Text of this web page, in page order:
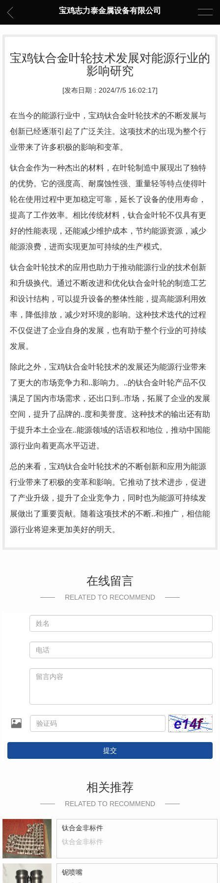
宝鸡志力泰金属设备有限公司
宝鸡钛合金叶轮技术发展对能源行业的
影响研究
[发布日期：2024/7/5 16:02:17]
在当今的能源行业中，宝鸡钛合金叶轮技术的不断发展与
创新已经逐渐引起了广泛关注。这项技术的出现为整个行
业带来了许多积极的影响和变革。
钛合金作为一种杰出的材料，在叶轮制造中展现出了独特
的优势。它的强度高、耐腐蚀性强、重量轻等特点使得叶
轮在使用过程中更加稳定可靠，延长了设备的使用寿命，
提高了工作效率。相比传统材料，钛合金叶轮不仅具有更
好的性能表现，还能减少维护成本，节约能源资源，减少
能源浪费，进而实现更加可持续的生产模式。
钛合金叶轮技术的应用也助力于推动能源行业的技术创新
和升级换代。通过不断改进和优化钛合金叶轮的制造工艺
和设计结构，可以提升设备的整体性能，提高能源利用效
率，降低排放，减少对环境的影响。这种技术迭代的过程
不仅促进了企业自身的发展，也有助于整个行业的可持续
发展。
除此之外，宝鸡钛合金叶轮技术的发展还为能源行业带来
了更大的市场竞争力和..影响力。..的钛合金叶轮产品不仅
满足了国内市场需求，还出口到..市场，拓展了企业的发展
空间，提升了品牌的..度和美誉度。这种技术的输出还有助
于提升本土企业在..能源领域的话语权和地位，推动中国能
源行业向着更高水平迈进。
总的来看，宝鸡钛合金叶轮技术的不断创新和应用为能源
行业带来了积极的变革和影响。它推动了技术进步，促进
了产业升级，提升了企业竞争力，同时也为能源可持续发
展做出了重要贡献。随着这项技术的不断..和推广，相信能
源行业将迎来更加美好的明天。
在线留言
RELATED TO RECOMMEND
提交
相关推荐
RELATED TO RECOMMEND
钛合金非标件
钛合金非标件
铌喷嘴